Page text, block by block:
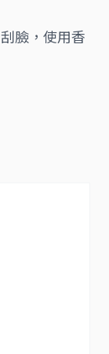
臉，使用香